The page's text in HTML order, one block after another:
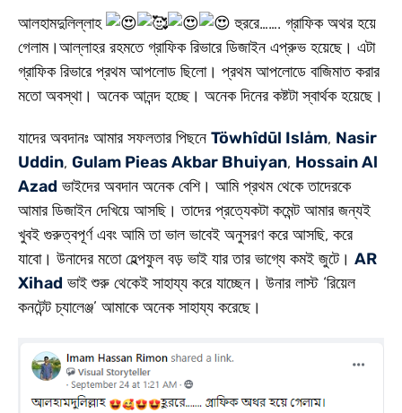
আলহামদুলিল্লাহ
হুররে……. গ্রাফিক অথর হয়ে
গেলাম।আল্লাহর রহমতে গ্রাফিক রিভারে ডিজাইন এপ্রুভ হয়েছে। এটা
গ্রাফিক রিভারে প্রথম আপলোড ছিলো। প্রথম আপলোডে বাজিমাত করার
মতো অবস্থা। অনেক আনন্দ হচ্ছে। অনেক দিনের কষ্টটা স্বার্থক হয়েছে।
যাদের অবদানঃ আমার সফলতার পিছনে Töwhîdūl Islåm, Nasir
Uddin, Gulam Pieas Akbar Bhuiyan, Hossain Al
Azad ভাইদের অবদান অনেক বেশি। আমি প্রথম থেকে তাদেরকে
আমার ডিজাইন দেখিয়ে আসছি। তাদের প্রত্যেকটা কমেন্ট আমার জন্যই
খুবই গুরুত্বপূর্ণ এবং আমি তা ভাল ভাবেই অনুসরণ করে আসছি, করে
যাবো। উনাদের মতো হেল্পফুল বড় ভাই যার তার ভাগ্যে কমই জুটে। AR
Xihad ভাই শুরু থেকেই সাহায্য করে যাচ্ছেন। উনার লাস্ট ‘রিয়েল
কনটেন্ট চ্যালেঞ্জ’ আমাকে অনেক সাহায্য করেছে।